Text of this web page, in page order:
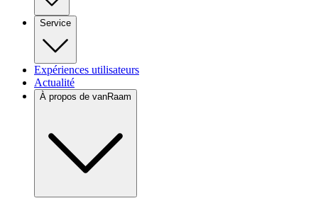
Service
Expériences utilisateurs
Actualité
À propos de vanRaam